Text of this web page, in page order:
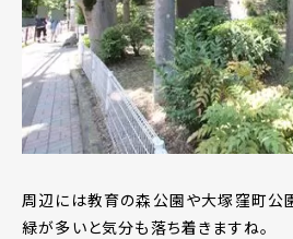
周辺には教育の森公園や大塚窪町公
緑が多いと気分も落ち着きますね。